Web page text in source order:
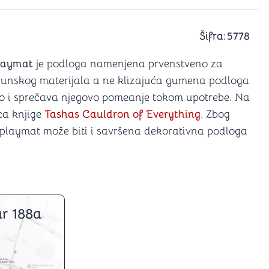
igranje
Šifra:5778
je podloga namenjena prvenstveno za
materijala a ne klizajuća gumena podloga
sprečava njegovo pomeanje tokom upotrebe. Na
knjige Tashas Cauldron of Everything. Zbog
može biti i savršena dekorativna podloga
188a